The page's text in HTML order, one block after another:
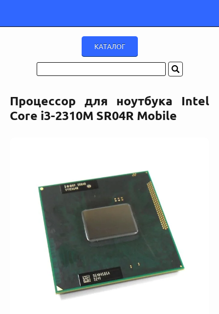
Процессор для ноутбука Intel
Core i3-2310M SR04R Mobile